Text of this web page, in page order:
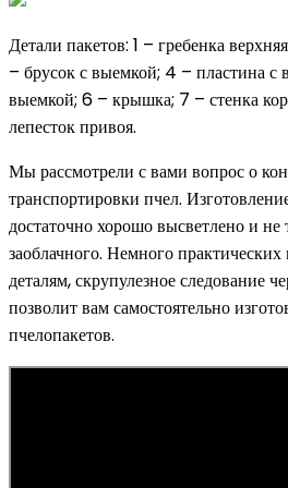
Детали пакетов: 1 – гребенка
– брусок с выемкой; 4 – пластина с
выемкой; 6 – крышка; 7 – стенка
лепесток привоя.
Мы рассмотрели с вами вопрос о
транспортировки пчел.
достаточно хорошо высветлено и не
заоблачного. Немного
деталям, скрупулезное следование
позволит вам самостоятельно
пчелопакетов.